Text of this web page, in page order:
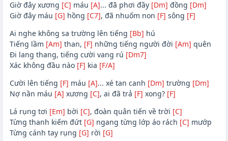
Giờ đây xương [C] máu [A]... đã phơi đầy [Dm] đồng [Dm]
Giờ đây máu [G] hồng [C7], đã nhuốm non [F] sông [F]
Ai nghe không sa trường lên tiếng [Bb] hú
Tiếng lầm [Am] than, [F] những tiếng người đời [Am] quên
Đi lang thang, tiếng cười vang rú [Dm7]
Xác không đầu nào [F] kia [F/A]
Cười lên tiếng [F] máu [A]... xé tan canh [Dm] trường [Dm]
Nợ nần máu [A] xương [C], ai đã trả [F] xong? [F]
Lá rụng tơi [Em] bời [C], đoàn quân tiến về trời [C]
Từng thanh kiếm đứt [G] ngang từng lớp áo rách [C] mướp
Từng cánh tay rụng [G] rời [G]